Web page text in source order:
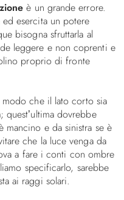
è un grande errore.
esercita un potere
bisogna sfruttarla al
leggere e non coprenti e
proprio di fronte
che il lato corto sia
dovrebbe
mancino e da sinistra se è
che la luce venga da
a fare i conti con ombre
specificarlo, sarebbe
ai raggi solari.